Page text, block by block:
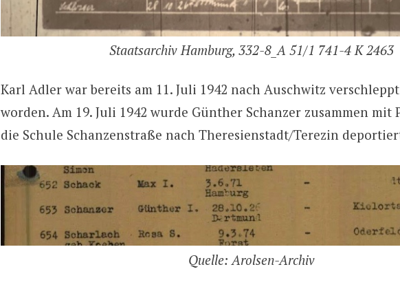
Staatsarchiv Hamburg, 332-8_A 51/1 741-4 K 2463
Karl Adler war bereits am 11. Juli 1942 nach Auschwitz
worden. Am 19. Juli 1942 wurde Günther Schanzer zusammen mit
die Schule Schanzenstraße nach Theresienstadt/Terezin
Quelle: Arolsen-Archiv